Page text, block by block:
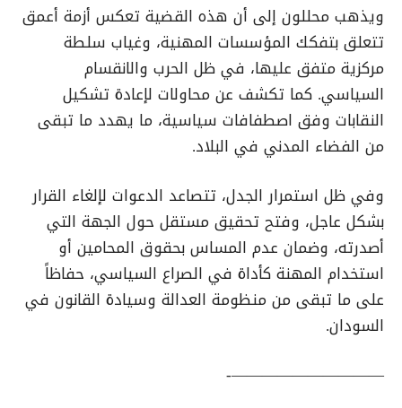
ويذهب محللون إلى أن هذه القضية تعكس أزمة أعمق
تتعلق بتفكك المؤسسات المهنية، وغياب سلطة
مركزية متفق عليها، في ظل الحرب والانقسام
السياسي. كما تكشف عن محاولات لإعادة تشكيل
النقابات وفق اصطفافات سياسية، ما يهدد ما تبقى
من الفضاء المدني في البلاد.
وفي ظل استمرار الجدل، تتصاعد الدعوات لإلغاء القرار
بشكل عاجل، وفتح تحقيق مستقل حول الجهة التي
أصدرته، وضمان عدم المساس بحقوق المحامين أو
استخدام المهنة كأداة في الصراع السياسي، حفاظاً
على ما تبقى من منظومة العدالة وسيادة القانون في
السودان.
——————————-